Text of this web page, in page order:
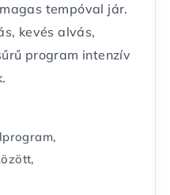
tempóval jár.
kevés alvás,
program intenzív